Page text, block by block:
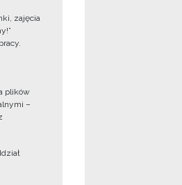
zajęcia
plików
–